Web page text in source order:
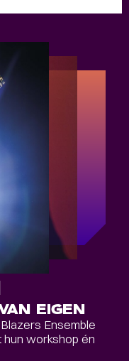
EIGEN
Ensemble
hun workshop én